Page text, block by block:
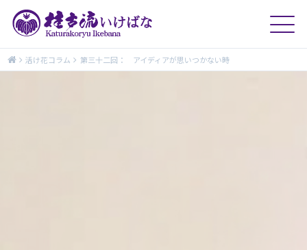
活け花コラム 第三十二回： アイディアが思いつかない時